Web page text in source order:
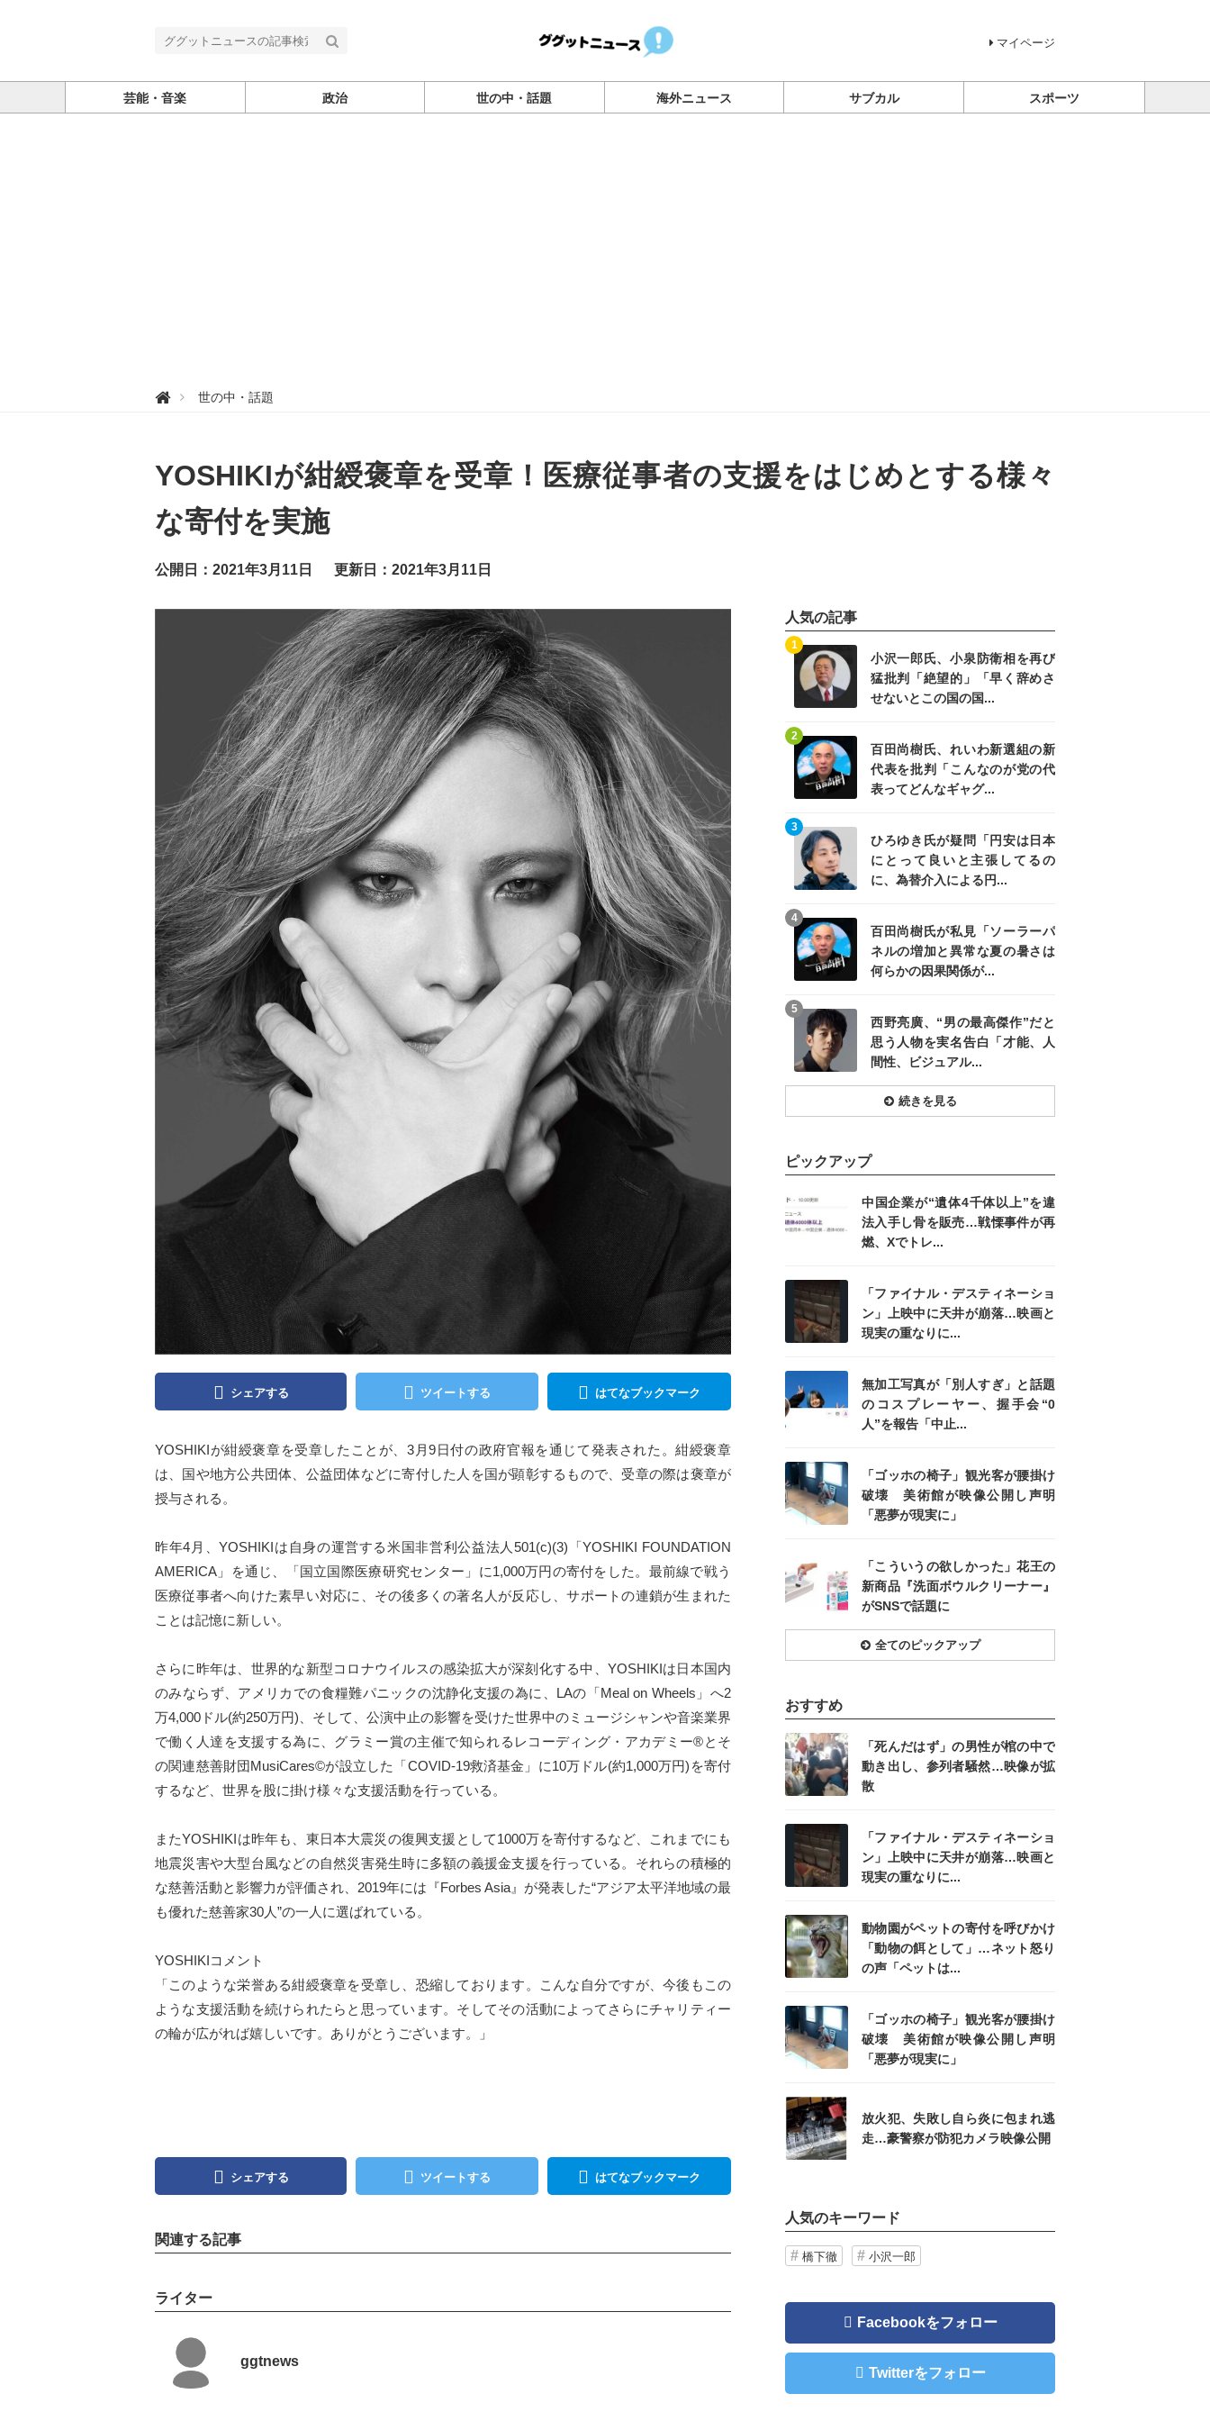
マイページ
芸能・音楽 政治 世の中・話題 海外ニュース サブカル スポーツ
グ
ー
ス
世の中・話題
YOSHIKIが紺綬褒章を受章！医療従事者の支援をはじめとする様々
な寄付を実施
公開日：2021年3月11日 更新日：2021年3月11日
シェアする ツイートする はてなブックマーク
YOSHIKIが紺綬褒章を受章したことが、3月9日付の政府官報を通じて発表された。紺綬褒章
は、国や地方公共団体、公益団体などに寄付した人を国が顕彰するもので、受章の際は褒章が
授与される。
昨年4月、YOSHIKIは自身の運営する米国非営利公益法人501(c)(3)「YOSHIKI FOUNDATION
AMERICA」を通じ、「国立国際医療研究センター」に1,000万円の寄付をした。最前線で戦う
医療従事者へ向けた素早い対応に、その後多くの著名人が反応し、サポートの連鎖が生まれた
ことは記憶に新しい。
さらに昨年は、世界的な新型コロナウイルスの感染拡大が深刻化する中、YOSHIKIは日本国内
のみならず、アメリカでの食糧難パニックの沈静化支援の為に、LAの「Meal on Wheels」へ2
万4,000ドル(約250万円)、そして、公演中止の影響を受けた世界中のミュージシャンや音楽業界
で働く人達を支援する為に、グラミー賞の主催で知られるレコーディング・アカデミー®とそ
の関連慈善財団MusiCares©が設立した「COVID-19救済基金」に10万ドル(約1,000万円)を寄付
するなど、世界を股に掛け様々な支援活動を行っている。
またYOSHIKIは昨年も、東日本大震災の復興支援として1000万を寄付するなど、これまでにも
地震災害や大型台風などの自然災害発生時に多額の義援金支援を行っている。それらの積極的
な慈善活動と影響力が評価され、2019年には『Forbes Asia』が発表した“アジア太平洋地域の最
も優れた慈善家30人”の一人に選ばれている。
YOSHIKIコメント
「このような栄誉ある紺綬褒章を受章し、恐縮しております。こんな自分ですが、今後もこの
ような支援活動を続けられたらと思っています。そしてその活動によってさらにチャリティー
の輪が広がれば嬉しいです。ありがとうございます。」
シェアする ツイートする はてなブックマーク
関連する記事
ライター
ggtnews
人気の記事
小沢一郎氏、小泉防衛相を再び
猛批判「絶望的」「早く辞めさ
せないとこの国の国...
1
百田尚樹氏、れいわ新選組の新
代表を批判「こんなのが党の代
表ってどんなギャグ...
2
ひろゆき氏が疑問「円安は日本
にとって良いと主張してるの
に、為替介入による円...
3
記事を読む
百田尚樹氏が私見「ソーラーパ
ネルの増加と異常な夏の暑さは
何らかの因果関係が...
4
記事を読む
西野亮廣、“男の最高傑作”だと
思う人物を実名告白「才能、人
間性、ビジュアル...
5
記事を読む
続きを見る
ピックアップ
中国企業が“遺体4千体以上”を違
法入手し骨を販売…戦慄事件が再
燃、Xでトレ...
記事を読む
「ファイナル・デスティネーショ
ン」上映中に天井が崩落…映画と
現実の重なりに...
記事を読む
無加工写真が「別人すぎ」と話題
のコスプレーヤー、握手会“0
人”を報告「中止...
記事を読む
「ゴッホの椅子」観光客が腰掛け
破壊 美術館が映像公開し声明
「悪夢が現実に」
記事を読む
「こういうの欲しかった」花王の
新商品『洗面ボウルクリーナー』
がSNSで話題に
記事を読む
全てのピックアップ
おすすめ
「死んだはず」の男性が棺の中で
動き出し、参列者騒然…映像が拡
散
「ファイナル・デスティネーショ
ン」上映中に天井が崩落…映画と
現実の重なりに...
動物園がペットの寄付を呼びかけ
「動物の餌として」…ネット怒り
の声「ペットは...
「ゴッホの椅子」観光客が腰掛け
破壊 美術館が映像公開し声明
「悪夢が現実に」
記事を読む
放火犯、失敗し自ら炎に包まれ逃
走…豪警察が防犯カメラ映像公開
人気のキーワード
橋下徹 小沢一郎
Facebookをフォロー
Twitterをフォロー